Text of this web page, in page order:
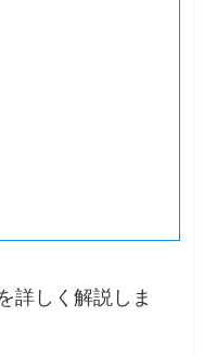
詳しく解説しま